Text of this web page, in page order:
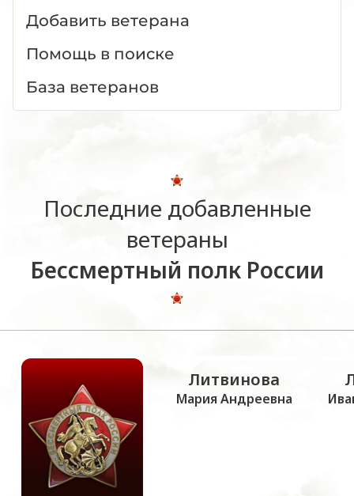
Добавить ветерана
Помощь в поиске
База ветеранов
Последние добавленные
ветераны
Бессмертный полк России
Литвинова
Мария Андреевна